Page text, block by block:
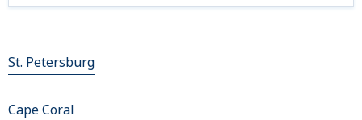
St. Petersburg
Cape Coral